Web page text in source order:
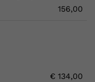
156,00
€ 134,00